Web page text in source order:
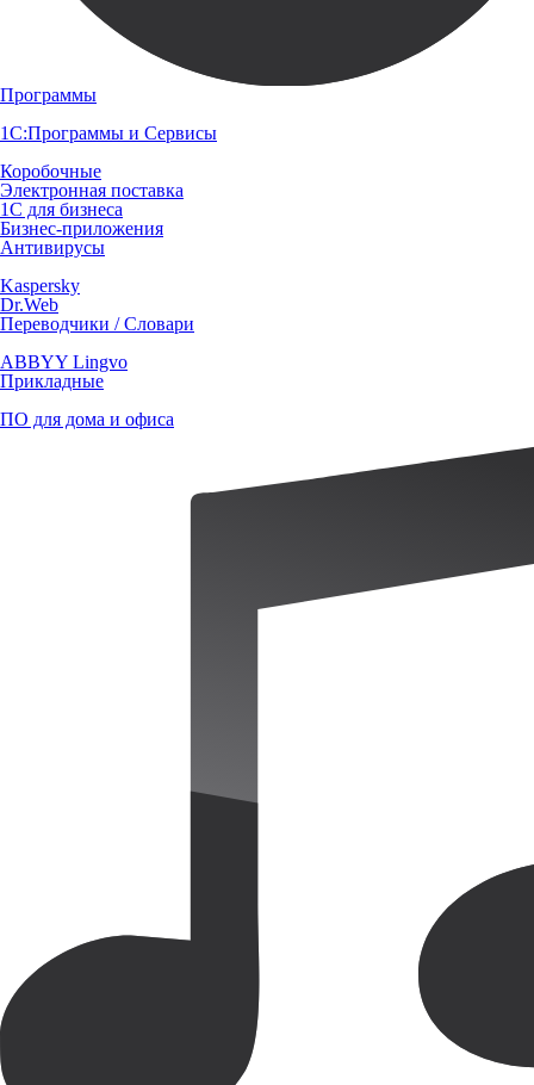
Программы
1С:Программы и Сервисы
Коробочные
Электронная поставка
1С для бизнеса
Бизнес-приложения
Антивирусы
Kaspersky
Dr.Web
Переводчики / Словари
ABBYY Lingvo
Прикладные
ПО для дома и офиса